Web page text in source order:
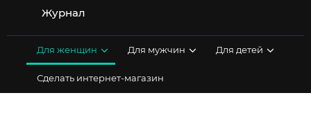
Журнал
Для женщин Для мужчин Для детей
Сделать интернет-магазин